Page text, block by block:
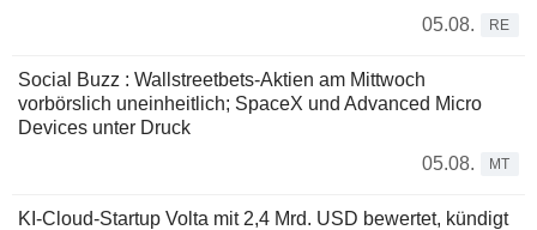
05.08.
RE
Social Buzz : Wallstreetbets-Aktien am Mittwoch
vorbörslich uneinheitlich; SpaceX und Advanced Micro
Devices unter Druck
05.08.
MT
KI-Cloud-Startup Volta mit 2,4 Mrd. USD bewertet, kündigt